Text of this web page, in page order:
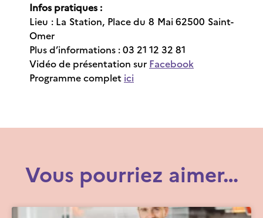
Infos pratiques :
Lieu : La Station, Place du 8 Mai 62500 Saint-
Omer
Plus d’informations : 03 21 12 32 81
Vidéo de présentation sur Facebook
Programme complet ici
Vous pourriez aimer…